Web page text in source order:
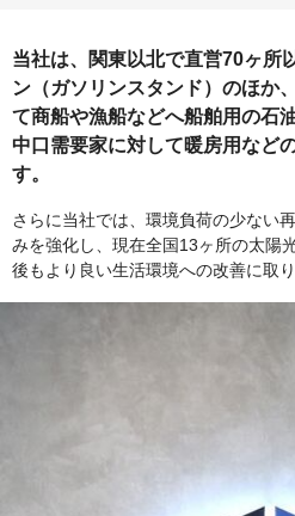
当社は、関東以北で直営70ヶ所
ン（ガソリンスタンド）のほか
て商船や漁船などへ船舶用の石
中口需要家に対して暖房用など
す。
さらに当社では、環境負荷の少ない
みを強化し、現在全国13ヶ所の太陽
後もより良い生活環境への改善に取